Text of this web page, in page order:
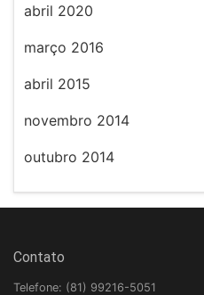
abril 2020
março 2016
abril 2015
novembro 2014
outubro 2014
Contato
Telefone: (81) 99216-5051